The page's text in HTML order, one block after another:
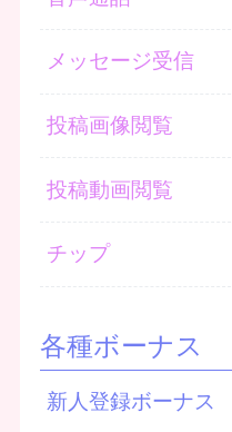
メッセージ受信
投稿画像閲覧
投稿動画閲覧
チップ
各種ボーナス
新人登録ボーナス